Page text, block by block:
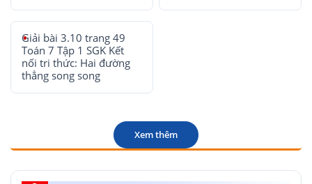
Giải bài 3.10 trang 49
Toán 7 Tập 1 SGK Kết
nối tri thức: Hai đường
thẳng song song
Xem thêm